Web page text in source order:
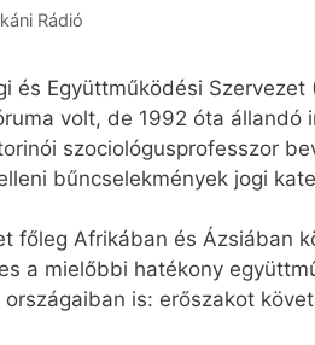
Rádió
és Együttműködési
volt, de 1992 óta állandó
szociológusprofesszor
bűncselekmények jogi
főleg Afrikában és Ázsiában
a mielőbbi hatékony
országaiban is: erőszakot